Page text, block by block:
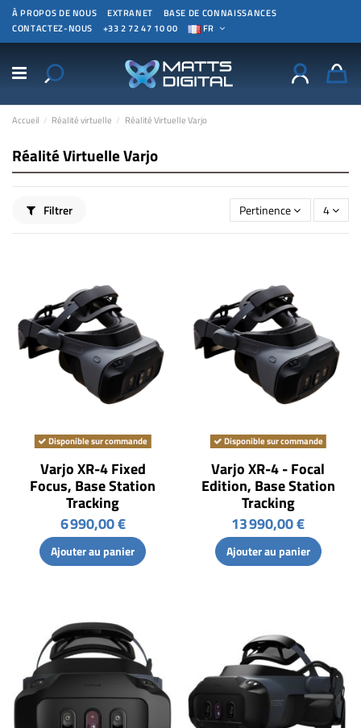
À PROPOS DE NOUS EXTRANET
BASE DE CONNAISSANCES
CONTACTEZ-NOUS
+33 2 72 47 10 00 FR
Accueil Réalité virtuelle Réalité Virtuelle Varjo
Réalité Virtuelle Varjo
Filtrer Pertinence 4
Disponible sur commande
Varjo XR-4 Fixed
Focus, Base Station
Tracking
6 990,00 €
Ajouter au panier
Disponible sur commande
Varjo XR-4 - Focal
Edition, Base Station
Tracking
13 990,00 €
Ajouter au panier